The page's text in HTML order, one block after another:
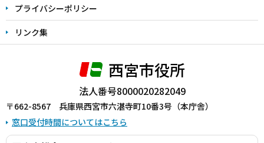
プライバシーポリシー
リンク集
西宮市役所
法人番号8000020282049
〒662-8567 兵庫県西宮市六湛寺町10番3号（本庁舎）
窓口受付時間についてはこちら